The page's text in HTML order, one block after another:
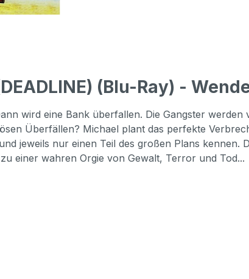
(Blu-Ray) -
wird eine Bank überfallen. Die Gangster
Überfällen? Michael plant das perfekte
jeweils nur einen Teil des großen Plans kennen.
einer wahren Orgie von Gewalt, Terror und Tod...